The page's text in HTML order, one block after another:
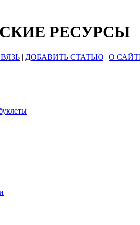
РЕСУРСЫ
| ДОБАВИТЬ СТАТЬЮ | О